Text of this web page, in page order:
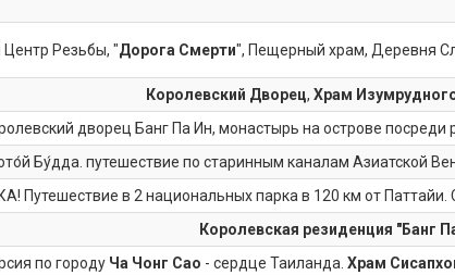
Центр Резьбы, "Дорога Смерти", Пещерный храм, Деревня
Королевский Дворец, Храм
дворец Банг Па Ин, монастырь на острове
Бу́дда. путешествие по старинным каналам Азиатской
Путешествие в 2 национальных парка в 120 км от
Королевская резиденция "Банг
по городу Ча Чонг Сао - сердце Таиланда. Храм